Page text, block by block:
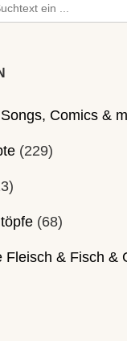
Comics &
(229)
(68)
Fleisch & Fisch &